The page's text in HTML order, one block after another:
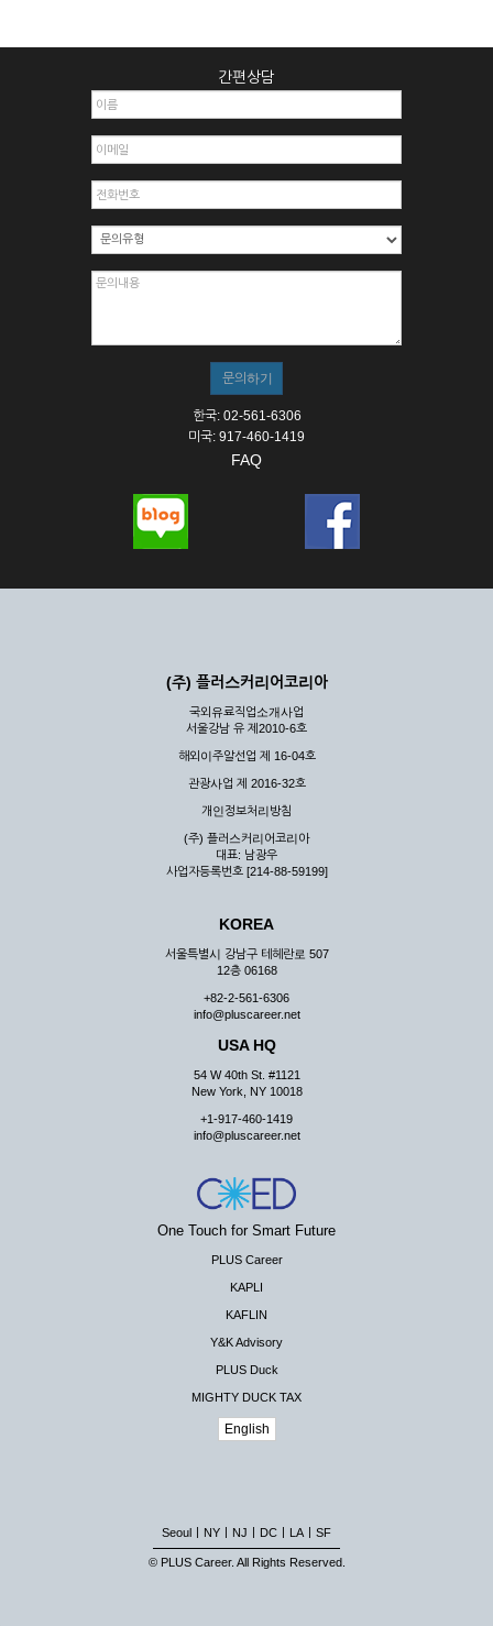
간편상담
한국: 02-561-6306
미국: 917-460-1419
FAQ
(주) 플러스커리어코리아
국외유료직업소개사업
서울강남 유 제2010-6호
해외이주알선업 제 16-04호
관광사업 제 2016-32호
개인정보처리방침
(주) 플러스커리어코리아
대표: 남광우
사업자등록번호 [214-88-59199]
KOREA
서울특별시 강남구 테헤란로 507
12층 06168
+82-2-561-6306
info@pluscareer.net
USA HQ
54 W 40th St. #1121
New York, NY 10018
+1-917-460-1419
info@pluscareer.net
One Touch for Smart Future
PLUS Career
KAPLI
KAFLIN
Y&K Advisory
PLUS Duck
MIGHTY DUCK TAX
English
Seoul NY NJ DC LA SF
© PLUS Career. All Rights Reserved.